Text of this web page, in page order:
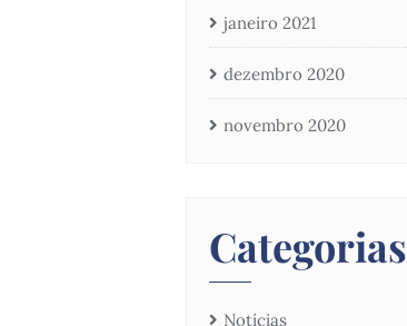
janeiro 2021
dezembro 2020
novembro 2020
Categorias
Notícias